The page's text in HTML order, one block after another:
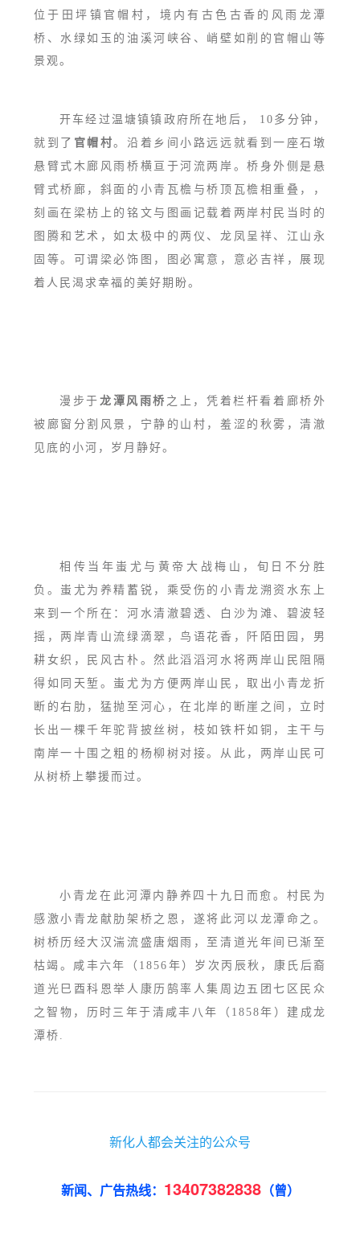
位于 田坪镇官帽村，境内有古色古香的风雨龙潭
桥、水绿如玉的油溪河峡谷、峭壁如削的官帽山等
景观。
开车经过温塘镇镇政府所在地后， 10多分钟，
就到了 官帽村。沿着乡间小路远远就看到一座石墩
悬臂式木廊风雨桥横亘于河流两岸。桥身外侧是悬
臂式桥廊，斜面的小青瓦檐与桥顶瓦檐相重叠，，
刻画在梁枋上的铭文与图画记载着两岸村民当时的
图腾和艺术，如太极中的两仪、龙凤呈祥、江山永
固等。可谓梁必饰图，图必寓意，意必吉祥，展现
着人民渴求幸福的美好期盼。
漫步于 龙潭风雨桥 之上，凭着栏杆看着廊桥外
被廊窗分割风景，宁静的山村，羞涩的秋雾，清澈
见底的小河，岁月静好。
相传当年蚩尤与黄帝大战梅山，旬日不分胜
负。蚩尤为养精蓄锐，乘受伤的小青龙溯资水东上
来到一个所在：河水清澈碧透、白沙为滩、碧波轻
摇，两岸青山流绿滴翠，鸟语花香，阡陌田园，男
耕女织，民风古朴。然此滔滔河水将两岸山民阻隔
得如同天堑。蚩尤为方便两岸山民，取出小青龙折
断的右肋，猛抛至河心，在北岸的断崖之间，立时
长出一棵千年驼背披丝树，枝如铁杆如铜，主干与
南岸一十围之粗的杨柳树对接。从此，两岸山民可
从树桥上攀援而过。
小青龙在此河潭内静养四十九日而愈。村民为
感激小青龙献肋架桥之恩，遂将此河以龙潭命之。
树桥历经大汉湍流盛唐烟雨，至清道光年间已渐至
枯竭。咸丰六年（1856年）岁次丙辰秋，康氏后裔
道光巳酉科恩举人康历鹄率人集周边五团七区民众
之智物，历时三年于清咸丰八年（1858年）建成龙
潭桥.
新化人都会关注的公众号
新闻、广告热线： 13407382838（曾）